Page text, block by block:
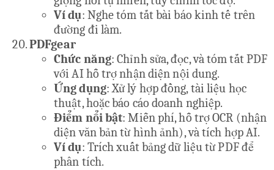
Ví dụ: Nghe tóm tắt bài báo kinh tế trên
đường đi làm.
PDFgear
Chức năng: Chỉnh sửa, đọc, và tóm tắt PDF
với AI hỗ trợ nhận diện nội dung.
Ứng dụng: Xử lý hợp đồng, tài liệu học
thuật, hoặc báo cáo doanh nghiệp.
Điểm nổi bật: Miễn phí, hỗ trợ OCR (nhận
diện văn bản từ hình ảnh), và tích hợp AI.
Ví dụ: Trích xuất bảng dữ liệu từ PDF để
phân tích.